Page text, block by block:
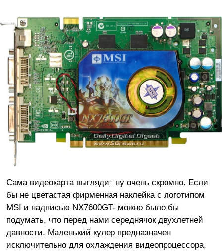
Сама видеокарта выглядит ну очень скромно. Если
бы не цветастая фирменная наклейка с логотипом
MSI и надписью NX7600GT- можно было бы
подумать, что перед нами середнячок двухлетней
давности. Маленький кулер предназначен
исключительно для охлаждения видеопроцессора,